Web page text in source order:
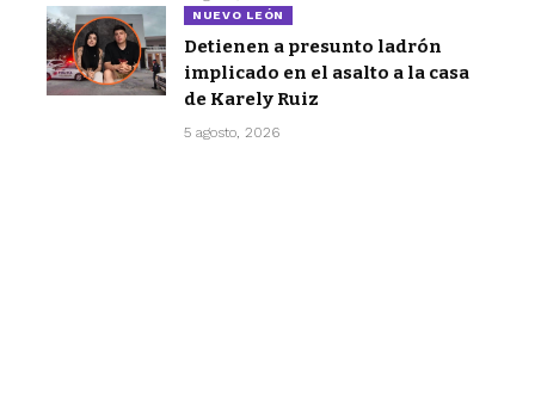
NUEVO LEÓN
Detienen a presunto ladrón
implicado en el asalto a la casa
de Karely Ruiz
5 agosto, 2026